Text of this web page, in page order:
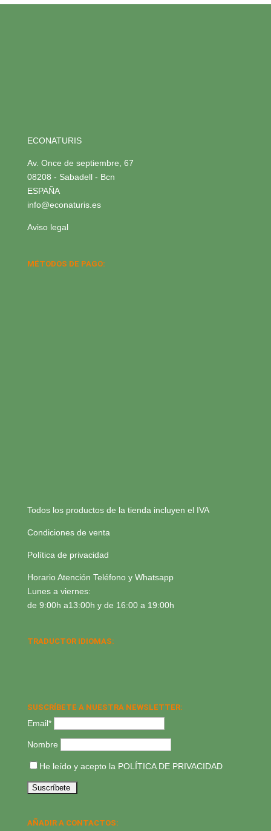
ECONATURIS
Av. Once de septiembre, 67
08208 - Sabadell - Bcn
ESPAÑA
info@econaturis.es
Aviso legal
MÉTODOS DE PAGO:
Todos los productos de la tienda incluyen el IVA
Condiciones de venta
Política de privacidad
Horario Atención Teléfono y Whatsapp
Lunes a viernes:
de 9:00h a13:00h y de 16:00 a 19:00h
TRADUCTOR IDIOMAS:
SUSCRÍBETE A NUESTRA NEWSLETTER:
Email*
Nombre
He leído y acepto la POLÍTICA DE PRIVACIDAD
AÑADIR A CONTACTOS: